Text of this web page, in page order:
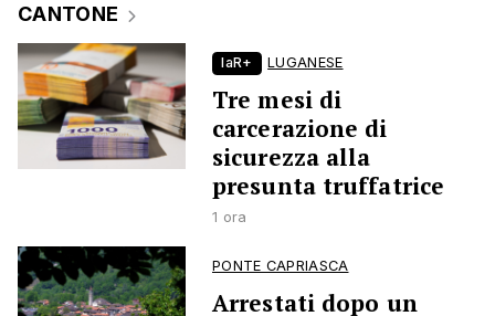
CANTONE
laR+ LUGANESE
Tre mesi di
carcerazione di
sicurezza alla
presunta truffatrice
1 ora
PONTE CAPRIASCA
Arrestati dopo un